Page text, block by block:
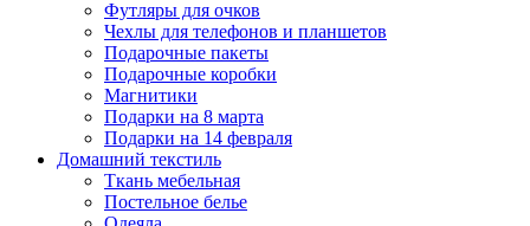
Футляры для очков
Чехлы для телефонов и планшетов
Подарочные пакеты
Подарочные коробки
Магнитики
Подарки на 8 марта
Подарки на 14 февраля
Домашний текстиль
Ткань мебельная
Постельное белье